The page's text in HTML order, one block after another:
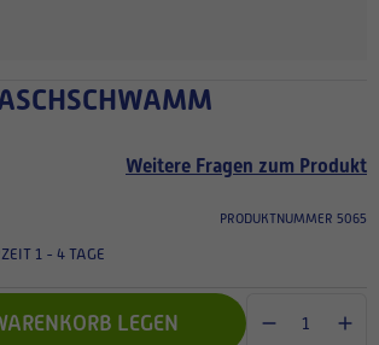
Weitere Fragen zum Produkt
PRODUKTNUMMER 5065
1 - 4 TAGE
LEGEN